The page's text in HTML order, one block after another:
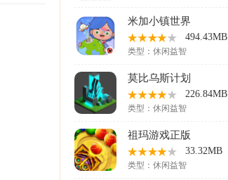
米加小镇世界
494.43MB
类型： 休闲益智
莫比乌斯计划
226.84MB
类型： 休闲益智
祖玛游戏正版
33.32MB
类型： 休闲益智